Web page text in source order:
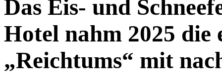
Das Eis- und
Hotel nahm 2025 die
„Reichtums“ mit